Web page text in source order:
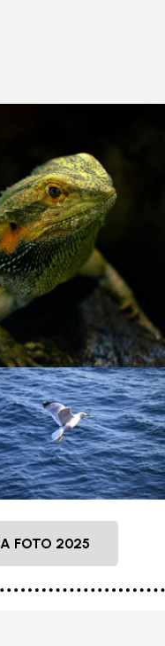
FOTO 2025